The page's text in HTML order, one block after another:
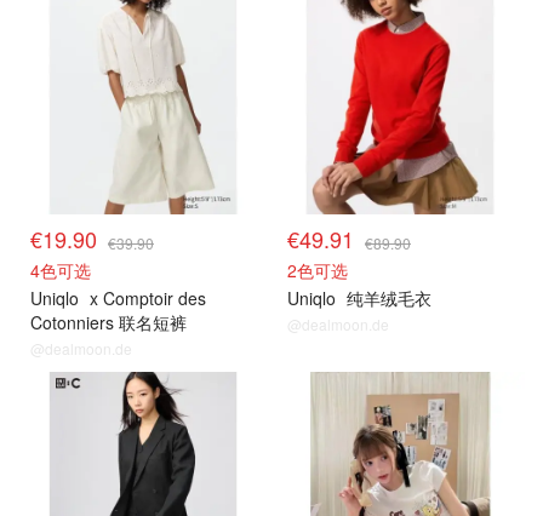
€19.90 €39.90
4色可选
Uniqlo x Comptoir des
Cotonniers 联名短裤
@dealmoon.de
€49.91 €89.90
2色可选
Uniqlo 纯羊绒毛衣
@dealmoon.de